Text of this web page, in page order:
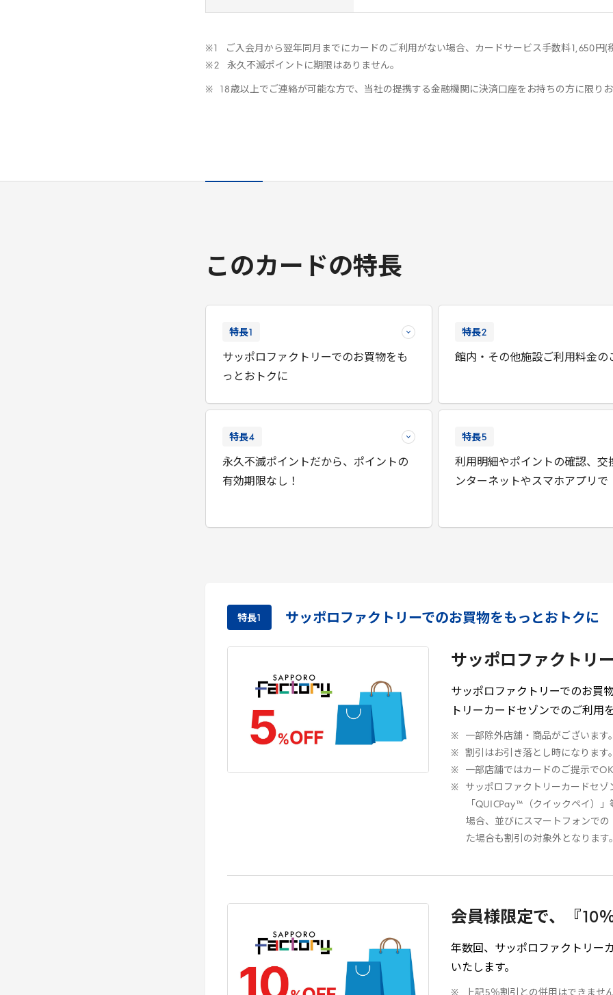
ご入会月から翌年同月までにカードのご利用がない場合、カードサービス手数料 ,650 円(
永久不滅ポイントに期限はありません。
18 歳以上でご連絡が可能な方で、当社の提携する金融機関に決済口座をお持ちの方に限り
このカードの特長
特長1
サッポロファクトリーでのお買物をも
っとおトクに
特長2
館内・その他施設ご利用料金の
特長4
永久不滅ポイントだから、ポイントの
有効期限なし！
特長5
利用明細やポイントの確認、交
ンターネットやスマホアプリで
特長1 サッポロファクトリーでのお買物をもっとおトクに
サッポロファクトリ
サッポロファクトリーでのお買
トリーカードセゾンでのご利用
一部除外店舗・商品がございます
割引はお引き落とし時になります
一部店舗ではカードのご提示でOK
サッポロファクトリーカードセゾ
「 QUICPay ™（クイックペイ）」
場合、並びにスマートフォンでの
た場合も割引の対象外となります
会員様限定で、『 10
年数回、サッポロファクトリー
いたします。